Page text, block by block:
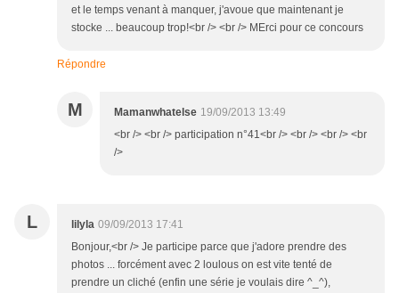
et le temps venant à manquer, j'avoue que maintenant je
stocke ... beaucoup trop!<br /> <br /> MErci pour ce concours
Répondre
M Mamanwhatelse 19/09/2013 13:49
<br /> <br /> participation n°41<br /> <br /> <br /> <br
/>
L lilyla 09/09/2013 17:41
Bonjour,<br /> Je participe parce que j'adore prendre des
photos ... forcément avec 2 loulous on est vite tenté de
prendre un cliché (enfin une série je voulais dire ^_^),